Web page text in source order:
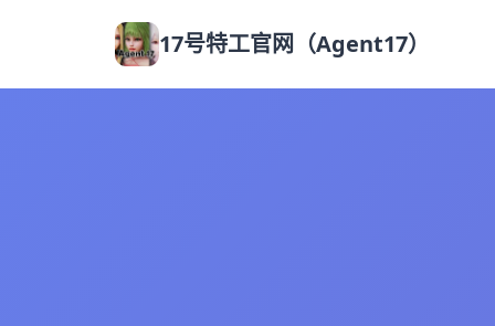
17号特工官网（Agent17）